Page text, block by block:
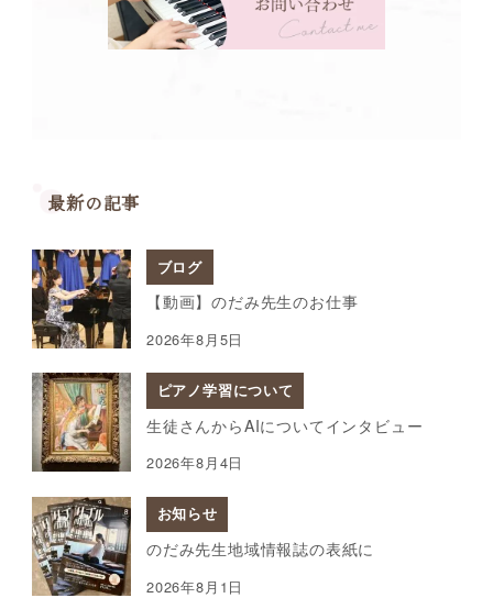
最新の記事
ブログ
【動画】のだみ先生のお仕事
2026年8月5日
ピアノ学習について
生徒さんからAIについてインタビュー
2026年8月4日
お知らせ
のだみ先生地域情報誌の表紙に
2026年8月1日